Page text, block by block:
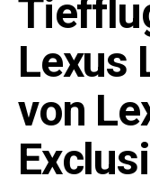
Lexus
von